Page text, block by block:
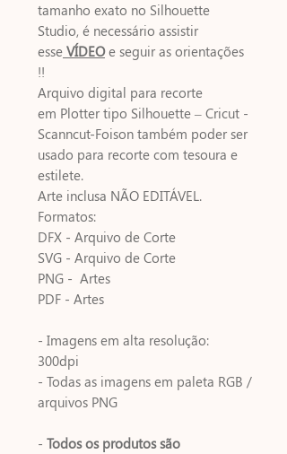
tamanho exato no Silhouette
Studio, é necessário assistir
esse VÍDEOe seguir as orientações
!!
Arquivo digital para recorte
em Plotter tipo Silhouette – Cricut -
Scanncut-Foison também poder ser
usado para recorte com tesoura e
estilete.
Arte inclusa NÃO EDITÁVEL.
Formatos:
DFX - Arquivo de Corte
SVG - Arquivo de Corte
PNG - Artes
PDF - Artes
- Imagens em alta resolução:
300dpi
- Todas as imagens em paleta RGB /
arquivos PNG
- Todos os produtos são